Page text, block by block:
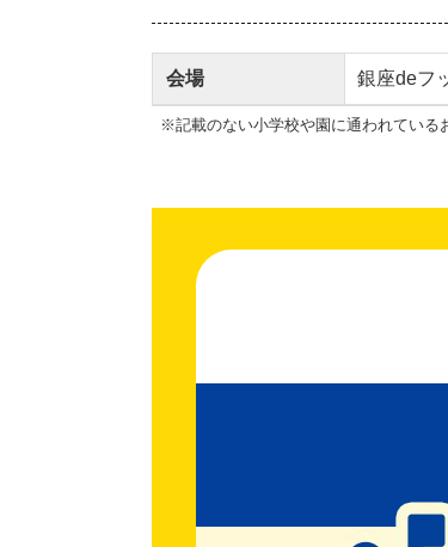
会場 銀座deフ
※記載のない小学校や園に通われている